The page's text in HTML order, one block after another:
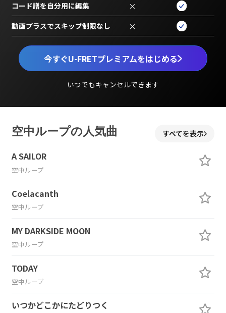
今すぐU-FRETプレミアムをはじめる
いつでもキャンセルできます
コード譜を自分用に編集 ×
動画プラスでスキップ制限なし ×
空中ループの人気曲 すべてを表示
A SAILOR
空中ループ
Coelacanth
空中ループ
MY DARKSIDE MOON
空中ループ
TODAY
空中ループ
いつかどこかにたどりつく